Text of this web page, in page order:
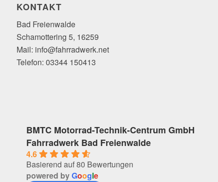
KONTAKT
Bad Freienwalde
Schamottering 5, 16259
Mail: info@fahrradwerk.net
Telefon: 03344 150413
BMTC Motorrad-Technik-Centrum GmbH
Fahrradwerk Bad Freienwalde
4.6
Basierend auf 80 Bewertungen
powered byGoogle